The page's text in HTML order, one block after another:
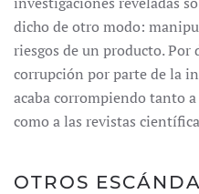
dicho de otro modo:
riesgos de un producto. Por
corrupción por parte de la
acaba corrompiendo tanto
como a las revistas
OTROS